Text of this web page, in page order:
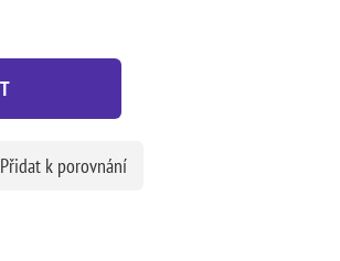
Přidat k porovnání